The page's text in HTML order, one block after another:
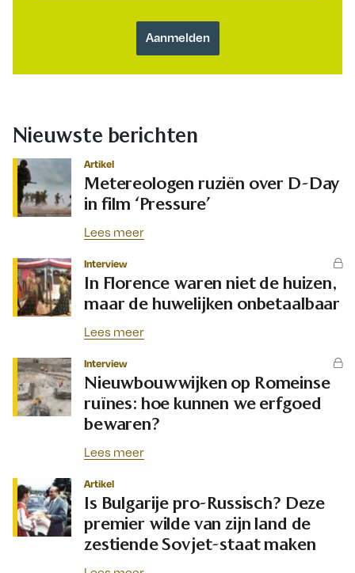
Nieuwste berichten
Artikel
Metereologen ruziën over D-Day
in film ‘Pressure’
Lees meer
Interview
In Florence waren niet de huizen,
maar de huwelijken onbetaalbaar
Lees meer
Interview
Nieuwbouwwijken op Romeinse
ruïnes: hoe kunnen we erfgoed
bewaren?
Lees meer
Artikel
Is Bulgarije pro-Russisch? Deze
premier wilde van zijn land de
zestiende Sovjet-staat maken